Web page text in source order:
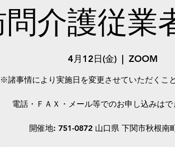
介護従業
4月12日(金)
  |
ZOOM
※諸事情により実施日を変更させていただくこ
電話・ＦＡＸ・メール等でのお申し込みはで
開催地: 751-0872 山口県 下関市秋根南